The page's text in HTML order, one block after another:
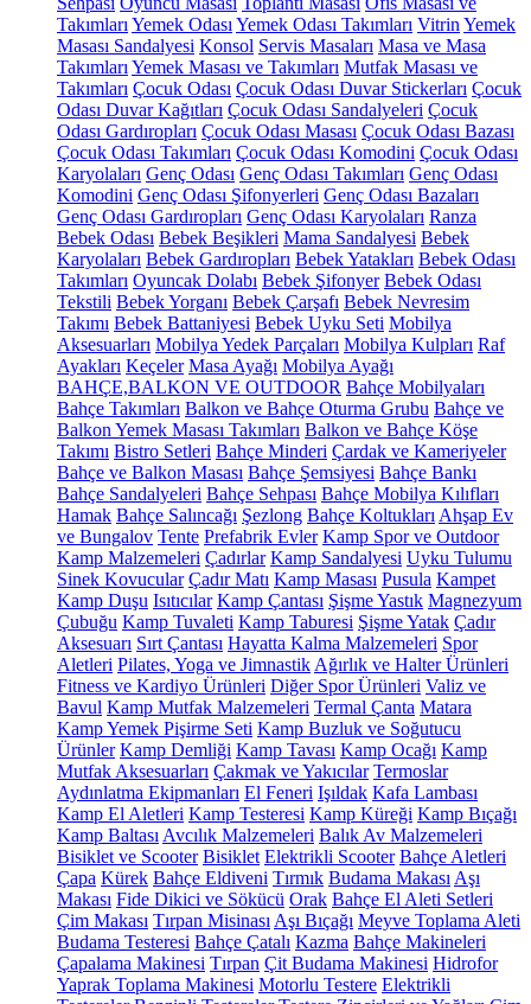
Takımları Yemek Odası Yemek Odası Takımları Vitrin Yemek
Masası Sandalyesi Konsol Servis Masaları Masa ve Masa
Takımları Yemek Masası ve Takımları Mutfak Masası ve
Takımları Çocuk Odası Çocuk Odası Duvar Stickerları Çocuk
Odası Duvar Kağıtları Çocuk Odası Sandalyeleri Çocuk
Odası Gardıropları Çocuk Odası Masası Çocuk Odası Bazası
Çocuk Odası Takımları Çocuk Odası Komodini Çocuk Odası
Karyolaları Genç Odası Genç Odası Takımları Genç Odası
Komodini Genç Odası Şifonyerleri Genç Odası Bazaları
Genç Odası Gardıropları Genç Odası Karyolaları Ranza
Bebek Odası Bebek Beşikleri Mama Sandalyesi Bebek
Karyolaları Bebek Gardıropları Bebek Yatakları Bebek Odası
Takımları Oyuncak Dolabı Bebek Şifonyer Bebek Odası
Tekstili Bebek Yorganı Bebek Çarşafı Bebek Nevresim
Takımı Bebek Battaniyesi Bebek Uyku Seti Mobilya
Aksesuarları Mobilya Yedek Parçaları Mobilya Kulpları Raf
Ayakları Keçeler Masa Ayağı Mobilya Ayağı
BAHÇE,BALKON VE OUTDOOR Bahçe Mobilyaları
Bahçe Takımları Balkon ve Bahçe Oturma Grubu Bahçe ve
Balkon Yemek Masası Takımları Balkon ve Bahçe Köşe
Takımı Bistro Setleri Bahçe Minderi Çardak ve Kameriyeler
Bahçe ve Balkon Masası Bahçe Şemsiyesi Bahçe Bankı
Bahçe Sandalyeleri Bahçe Sehpası Bahçe Mobilya Kılıfları
Hamak Bahçe Salıncağı Şezlong Bahçe Koltukları Ahşap Ev
ve Bungalov Tente Prefabrik Evler Kamp Spor ve Outdoor
Kamp Malzemeleri Çadırlar Kamp Sandalyesi Uyku Tulumu
Sinek Kovucular Çadır Matı Kamp Masası Pusula Kampet
Kamp Duşu Isıtıcılar Kamp Çantası Şişme Yastık Magnezyum
Çubuğu Kamp Tuvaleti Kamp Taburesi Şişme Yatak Çadır
Aksesuarı Sırt Çantası Hayatta Kalma Malzemeleri Spor
Aletleri Pilates, Yoga ve Jimnastik Ağırlık ve Halter Ürünleri
Fitness ve Kardiyo Ürünleri Diğer Spor Ürünleri Valiz ve
Bavul Kamp Mutfak Malzemeleri Termal Çanta Matara
Kamp Yemek Pişirme Seti Kamp Buzluk ve Soğutucu
Ürünler Kamp Demliği Kamp Tavası Kamp Ocağı Kamp
Mutfak Aksesuarları Çakmak ve Yakıcılar Termoslar
Aydınlatma Ekipmanları El Feneri Işıldak Kafa Lambası
Kamp El Aletleri Kamp Testeresi Kamp Küreği Kamp Bıçağı
Kamp Baltası Avcılık Malzemeleri Balık Av Malzemeleri
Bisiklet ve Scooter Bisiklet Elektrikli Scooter Bahçe Aletleri
Çapa Kürek Bahçe Eldiveni Tırmık Budama Makası Aşı
Makası Fide Dikici ve Sökücü Orak Bahçe El Aleti Setleri
Çim Makası Tırpan Misinası Aşı Bıçağı Meyve Toplama Aleti
Budama Testeresi Bahçe Çatalı Kazma Bahçe Makineleri
Çapalama Makinesi Tırpan Çit Budama Makinesi Hidrofor
Yaprak Toplama Makinesi Motorlu Testere Elektrikli